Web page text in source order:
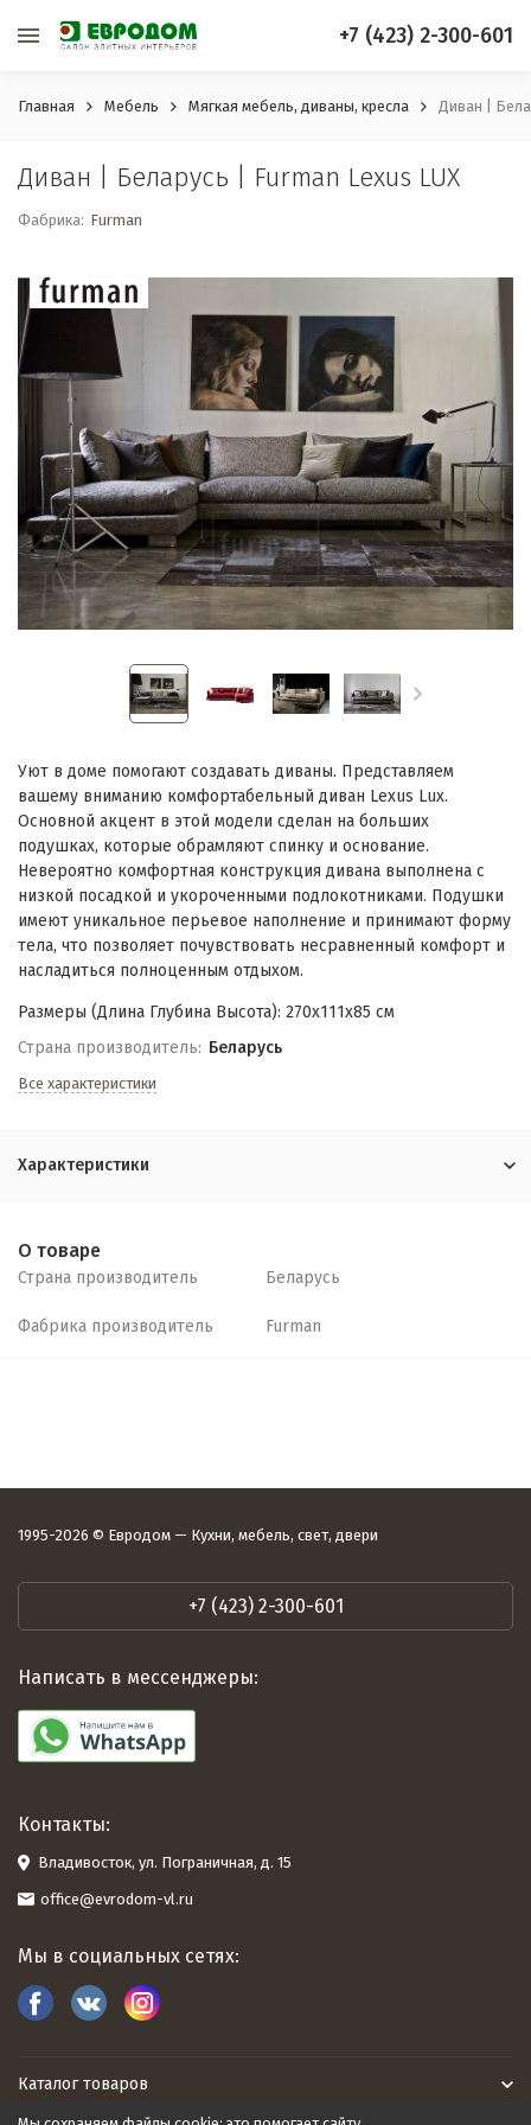
+7 (423) 2-300-601
Главная Мебель Мягкая мебель, диваны, кресла Диван |
Диван | Беларусь | Furman Lexus LUX
Фабрика: Furman
Уют в доме помогают создавать диваны. Представляем
вашему вниманию комфортабельный диван Lexus Lux.
Основной акцент в этой модели сделан на больших
подушках, которые обрамляют спинку и основание.
Невероятно комфортная конструкция дивана выполнена с
низкой посадкой и укороченными подлокотниками. Подушки
имеют уникальное перьевое наполнение и принимают форму
тела, что позволяет почувствовать несравненный комфорт и
насладиться полноценным отдыхом.
Размеры (Длина Глубина Высота): 270х111х85 см
Страна производитель: Беларусь
Все характеристики
Характеристики
О товаре
Страна производитель Беларусь
Фабрика производитель Furman
1995-2026 © Евродом — Кухни, мебель, свет, двери
+7 (423) 2-300-601
Написать в мессенджеры:
Контакты:
Владивосток, ул. Пограничная, д. 15
office@evrodom-vl.ru
Мы в социальных сетях:
Каталог товаров